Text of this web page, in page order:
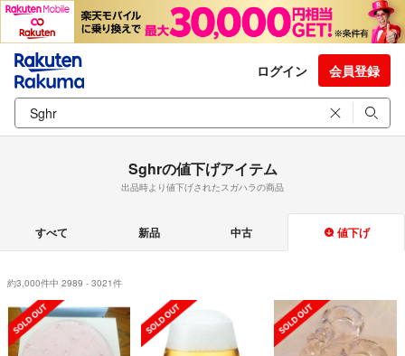
ログイン 会員登録
Sghrの値下げアイテム
出品時より値下げされたスガハラの商品
すべて 新品 中古 値下げ
約3,000件中 2989 - 3021件